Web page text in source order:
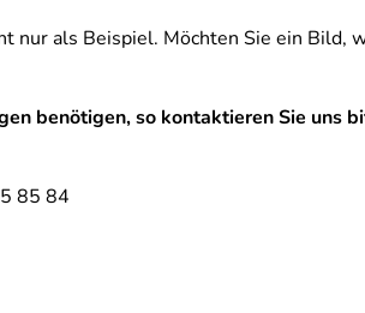
als Beispiel. Möchten Sie ein Bild,
benötigen, so kontaktieren Sie uns
85 84